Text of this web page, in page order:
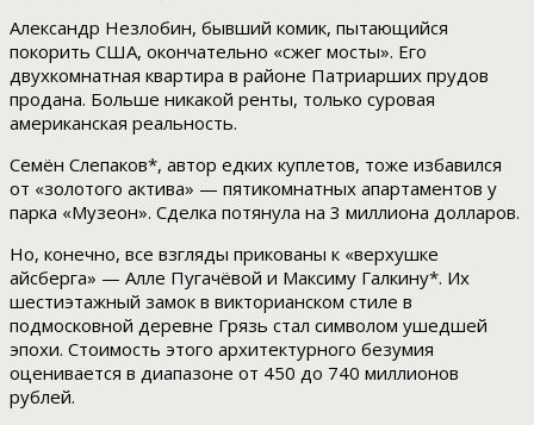
Александр Незлобин, бывший комик, пытающийся
покорить США, окончательно «сжег мосты». Его
двухкомнатная квартира в районе Патриарших прудов
продана. Больше никакой ренты, только суровая
американская реальность.
Семён Слепаков*, автор едких куплетов, тоже избавился
от «золотого актива» — пятикомнатных апартаментов у
парка «Музеон». Сделка потянула на 3 миллиона долларов.
Но, конечно, все взгляды прикованы к «верхушке
айсберга» — Алле Пугачёвой и Максиму Галкину*. Их
шестиэтажный замок в викторианском стиле в
подмосковной деревне Грязь стал символом ушедшей
эпохи. Стоимость этого архитектурного безумия
оценивается в диапазоне от 450 до 740 миллионов
рублей.